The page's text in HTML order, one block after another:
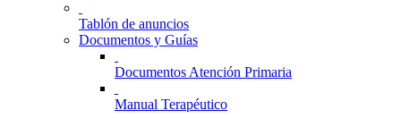
Tablón de anuncios
Documentos y Guías
Documentos Atención Primaria
Manual Terapéutico